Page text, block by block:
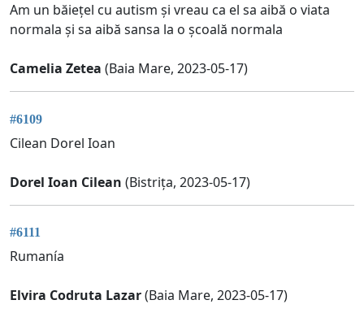
Am un băiețel cu autism și vreau ca el sa aibă o viata
normala și sa aibă sansa la o școală normala
Camelia Zetea (Baia Mare, 2023-05-17)
#6109
Cilean Dorel Ioan
Dorel Ioan Cilean (Bistrița, 2023-05-17)
#6111
Rumanía
Elvira Codruta Lazar(Baia Mare, 2023-05-17)